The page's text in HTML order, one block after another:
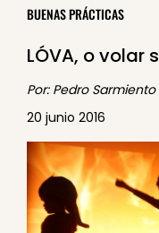
BUENAS PRÁCTICAS
LÓVA, o volar
Por: Pedro Sarmiento
20 junio 2016